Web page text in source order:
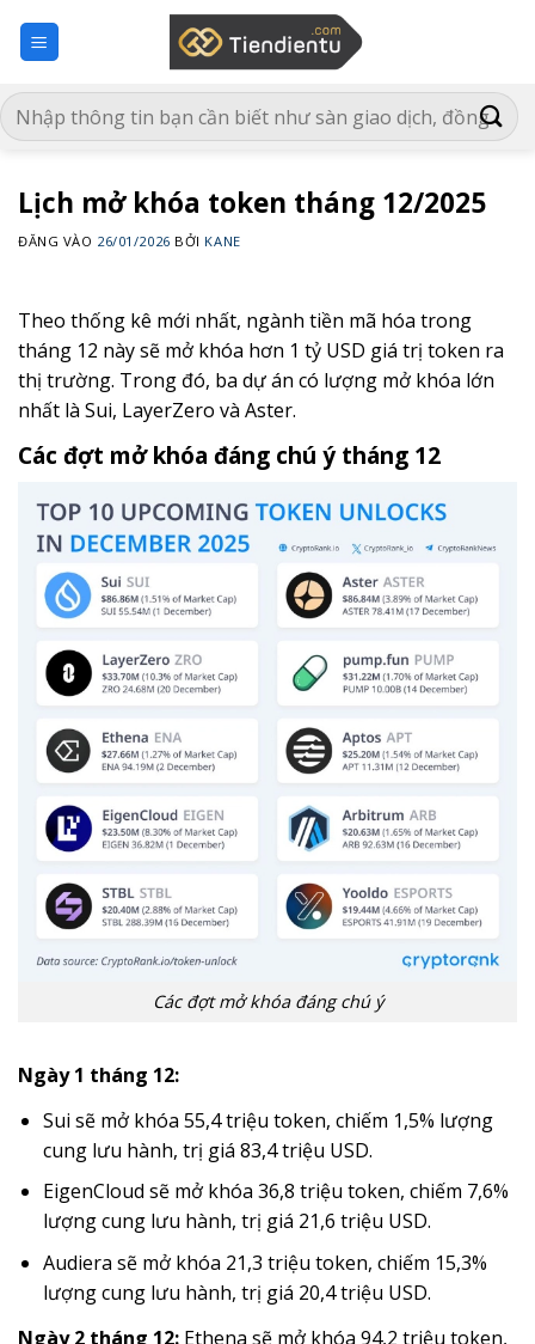
qua
dung
Lịch mở khóa token tháng 12/2025
ĐĂNG VÀO 26/01/2026 BỞI KANE
Theo thống kê mới nhất, ngành tiền mã hóa trong
tháng 12 này sẽ mở khóa hơn 1 tỷ USD giá trị token ra
thị trường. Trong đó, ba dự án có lượng mở khóa lớn
nhất là Sui, LayerZero và Aster.
Các đợt mở khóa đáng chú ý tháng 12
Các đợt mở khóa đáng chú ý
Ngày 1 tháng 12:
Sui sẽ mở khóa 55,4 triệu token, chiếm 1,5% lượng
cung lưu hành, trị giá 83,4 triệu USD.
EigenCloud sẽ mở khóa 36,8 triệu token, chiếm 7,6%
lượng cung lưu hành, trị giá 21,6 triệu USD.
Audiera sẽ mở khóa 21,3 triệu token, chiếm 15,3%
lượng cung lưu hành, trị giá 20,4 triệu USD.
Ngày 2 tháng 12: Ethena sẽ mở khóa 94,2 triệu token,